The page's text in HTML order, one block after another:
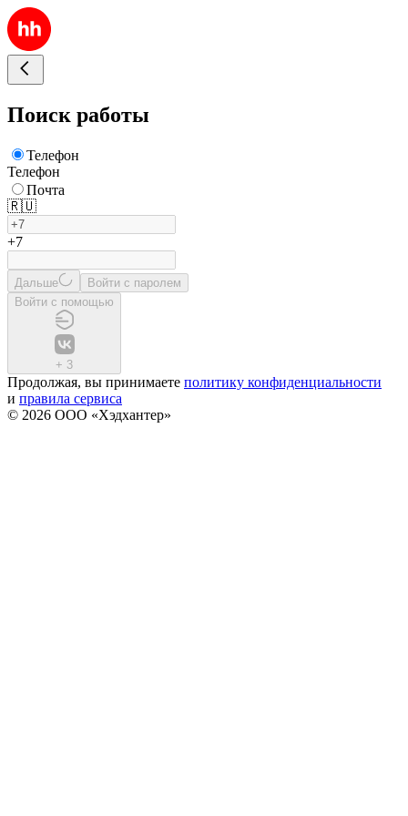
Поиск работы
Телефон
Телефон
Почта
🇷🇺
+7
Дальше
Войти с паролем
Войти с помощью
+ 3
Продолжая, вы принимаете политику конфиденциальности
и правила сервиса
© 2026 ООО «Хэдхантер»